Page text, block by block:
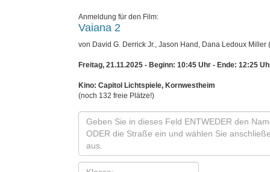
Anmeldung für den Film:
Vaiana 2
von David G. Derrick Jr., Jason Hand, Dana Ledoux Miller
Freitag, 21.11.2025 - Beginn: 10:45 Uhr - Ende: 12:25
Kino: Capitol Lichtspiele, Kornwestheim
(noch 132 freie Plätze!)